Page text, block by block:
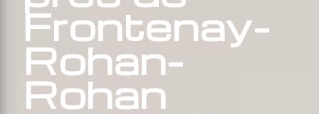
Frontenay-
Rohan-
Rohan